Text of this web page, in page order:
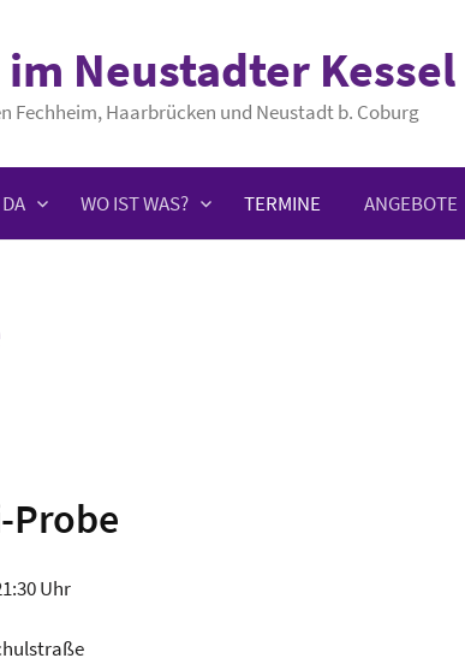
Neustadter Kessel
Fechheim, Haarbrücken und Neustadt b. Coburg
WO IST WAS? TERMINE ANGEBOTE
Probe
Uhr